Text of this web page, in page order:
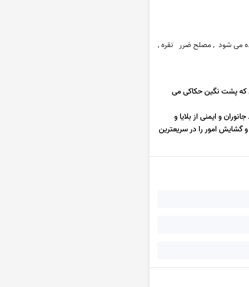
که پشت نگین حکاکی می
و ایمنی از بلایا و
امور را در سریعترین